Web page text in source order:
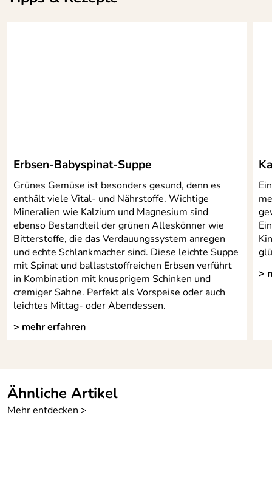
Erbsen-Babyspinat-Suppe
Grünes Gemüse ist besonders gesund, denn es
enthält viele Vital- und Nährstoffe. Wichtige
Mineralien wie Kalzium und Magnesium sind
ebenso Bestandteil der grünen Alleskönner wie
Bitterstoffe, die das Verdauungssystem anregen
und echte Schlankmacher sind. Diese leichte Suppe
mit Spinat und ballaststoffreichen Erbsen verführt
in Kombination mit knusprigem Schinken und
cremiger Sahne. Perfekt als Vorspeise oder auch
leichtes Mittag- oder Abendessen.
> mehr erfahren
>
Ähnliche Artikel
Mehr entdecken >